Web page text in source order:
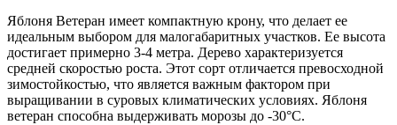
Яблоня Ветеран имеет компактную крону, что делает ее
идеальным выбором для малогабаритных участков. Ее высота
достигает примерно 3-4 метра. Дерево характеризуется
средней скоростью роста. Этот сорт отличается превосходной
зимостойкостью, что является важным фактором при
выращивании в суровых климатических условиях. Яблоня
ветеран способна выдерживать морозы до -30°C.